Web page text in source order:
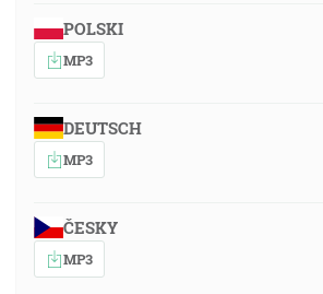
POLSKI
MP3
DEUTSCH
MP3
ČESKY
MP3